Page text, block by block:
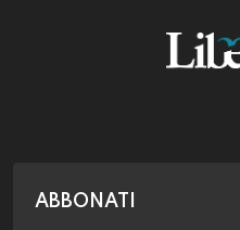
ABBONATI